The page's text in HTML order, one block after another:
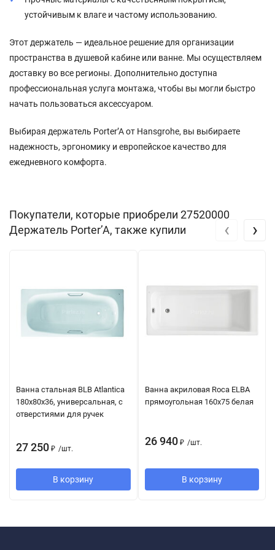
устойчивым к влаге и частому использованию.
Этот держатель — идеальное решение для организации
пространства в душевой кабине или ванне. Мы осуществляем
доставку во все регионы. Дополнительно доступна
профессиональная услуга монтажа, чтобы вы могли быстро
начать пользоваться аксессуаром.
Выбирая держатель Porter’A от Hansgrohe, вы выбираете
надежность, эргономику и европейское качество для
ежедневного комфорта.
Покупатели, которые приобрели 27520000
Держатель Porter’A, также купили
Ванна стальная BLB Atlantica
180x80x36, универсальная, с
отверстиями для ручек
27 250 ₽ /шт.
В корзину
Ванна акриловая Roca ELBA
прямоугольная 160х75 белая
26 940 ₽ /шт.
В корзину
‹ ›